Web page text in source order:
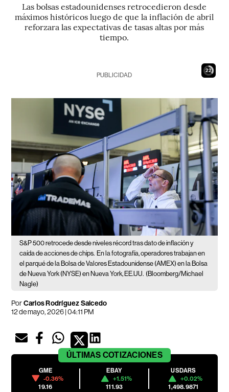
Las bolsas estadounidenses retrocedieron desde
máximos históricos luego de que la inflación de abril
reforzara las expectativas de tasas altas por más
tiempo.
20
PUBLICIDAD
S&P 500 retrocede desde niveles récord tras dato de inflación y
caída de acciones de chips. En la fotografía, operadores trabajan en
el parqué de la Bolsa de Valores Estadounidense (AMEX) en la Bolsa
de Nueva York (NYSE) en Nueva York, EE.UU. (Bloomberg/Michael
Nagle)
PorCarlos Rodríguez Salcedo
12 de mayo, 2026 | 04:11 PM
ÚLTIMAS COTIZACIONES
GME
-0.36%
19.16
EBAY
+1.51%
111.93
USDARS
+0.02%
1,498.9871